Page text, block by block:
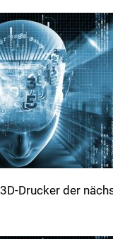
Drucker der